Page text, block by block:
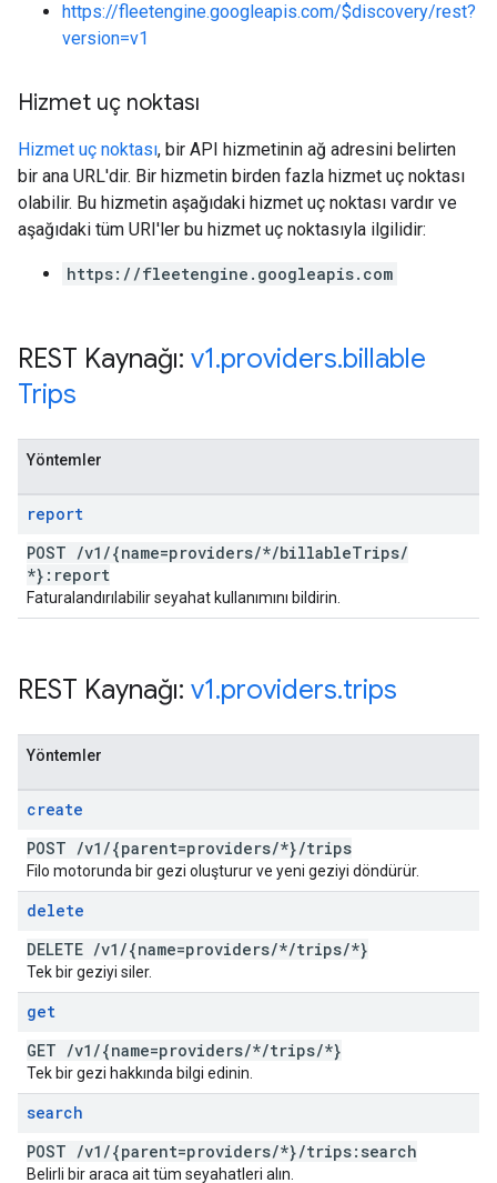
https://fleetengine.googleapis.com/$discovery/rest?
version=v1
Hizmet uç noktası
Hizmet uç noktası, bir API hizmetinin ağ adresini belirten
bir ana URL'dir. Bir hizmetin birden fazla hizmet uç noktası
olabilir. Bu hizmetin aşağıdaki hizmet uç noktası vardır ve
aşağıdaki tüm URI'ler bu hizmet uç noktasıyla ilgilidir:
https://fleetengine.googleapis.com
REST Kaynağı: v1.providers.billable
Trips
Yöntemler
report
POST /v1 /{name=providers/*/billableTrips/
*}:report
Faturalandırılabilir seyahat kullanımını bildirin.
REST Kaynağı: v1.providers.trips
Yöntemler
create
POST /v1 /{parent=providers/*}/trips
Filo motorunda bir gezi oluşturur ve yeni geziyi döndürür.
delete
DELETE /v1 /{name=providers/*/trips/*}
Tek bir geziyi siler.
get
GET /v1 /{name=providers/*/trips/*}
Tek bir gezi hakkında bilgi edinin.
search
POST /v1 /{parent=providers/*}/trips:search
Belirli bir araca ait tüm seyahatleri alın.